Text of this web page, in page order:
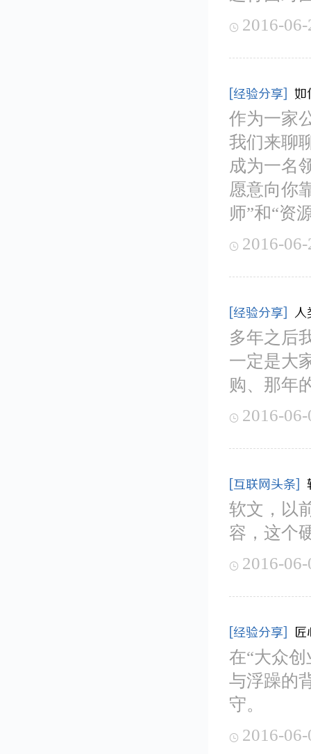
 2016-
[经验分享] 如
作为一家
我们来聊
成为一名
愿意向你
师”和“资
 2016-
[经验分享]
多年之后
一定是大
购、那
 2016-
[互联网头条]
软文，以
容，这个
 2016-
[经验分享] 匠
在“大众
与浮躁的
守。
 2016-